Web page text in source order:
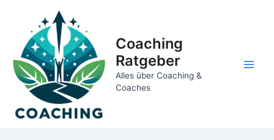
springen
Coaching
Ratgeber
Alles über Coaching &
Coaches